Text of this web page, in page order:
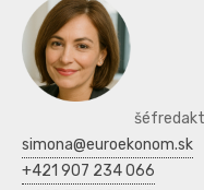
simona@euroekonom.sk
+421 907 234 066